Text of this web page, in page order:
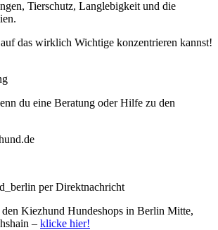
27,4%
6,1%
Tierschutz, Langlebigkeit und die
das wirklich Wichtige konzentrieren kannst!
du eine Beratung oder Hilfe zu den
per Direktnachricht
den Kiezhund Hundeshops in Berlin Mitte,
– klicke hier!